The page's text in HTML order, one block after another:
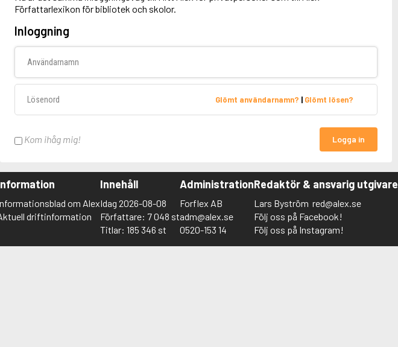
Författarlexikon för bibliotek och skolor.
Inloggning
Glömt användarnamn? | Glömt lösen?
Kom ihåg mig! Logga in
om Alex
driftinformation
Innehåll
Idag 2026-08-08
Författare: 7 048 st
Titlar: 185 346 st
Administration
Forflex AB
adm@alex.se
0520-153 14
Redaktör & ansvarig utgivare
Lars Byström red@alex.se
Följ oss på Facebook!
Följ oss på Instagram!